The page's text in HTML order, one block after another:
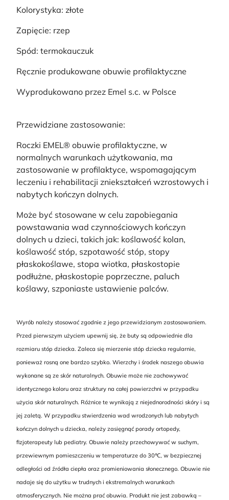
Kolorystyka: złote
Zapięcie: rzep
Spód: termokauczuk
Ręcznie produkowane obuwie profilaktyczne
Wyprodukowano przez Emel s.c. w Polsce
Przewidziane zastosowanie:
Roczki EMEL® obuwie profilaktyczne, w
normalnych warunkach użytkowania, ma
zastosowanie w profilaktyce, wspomagającym
leczeniu i rehabilitacji zniekształceń wzrostowych i
nabytych kończyn dolnych.
Może być stosowane w celu zapobiegania
powstawania wad czynnościowych kończyn
dolnych u dzieci, takich jak: koślawość kolan,
koślawość stóp, szpotawość stóp, stopy
płaskokoślawe, stopa wiotka, płaskostopie
podłużne, płaskostopie poprzeczne, paluch
koślawy, szponiaste ustawienie palców.
Wyrób należy stosować zgodnie z jego przewidzianym zastosowaniem.
Przed pierwszym użyciem upewnij się, że buty są odpowiednie dla
rozmiaru stóp dziecka. Zaleca się mierzenie stóp dziecka regularnie,
ponieważ rosną one bardzo szybko. Wierzchy i środek naszego obuwia
wykonane są ze skór naturalnych. Obuwie może nie zachowywać
identycznego koloru oraz struktury na całej powierzchni w przypadku
użycia skór naturalnych. Różnice te wynikają z niejednorodności skóry i są
jej zaletą. W przypadku stwierdzenia wad wrodzonych lub nabytych
kończyn dolnych u dziecka, należy zasięgnąć porady ortopedy,
fizjoterapeuty lub pediatry. Obuwie należy przechowywać w suchym,
przewiewnym pomieszczeniu w temperaturze do 30℃, w bezpiecznej
odległości od źródła ciepła oraz promieniowania słonecznego. Obuwie nie
nadaje się do użytku w trudnych i ekstremalnych warunkach
atmosferycznych. Nie można prać obuwia. Produkt nie jest zabawką –